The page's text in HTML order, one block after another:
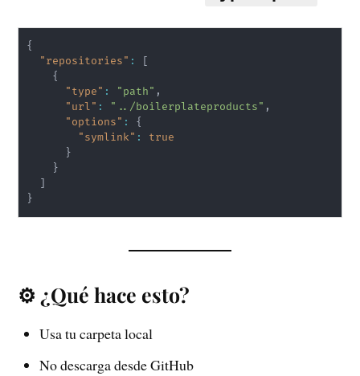
{
"repositories" :
[
{
"type" : "path" ,
"url" : "../boilerplateproducts" ,
"options" :
{
"symlink" :
true
}
}
]
}
⚙️ ¿Qué hace esto?
Usa tu carpeta local
No descarga desde GitHub